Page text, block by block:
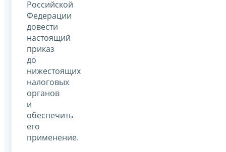
Российской
Федерации
довести
настоящий
приказ
до
нижестоящих
налоговых
органов
и
обеспечить
его
применение.